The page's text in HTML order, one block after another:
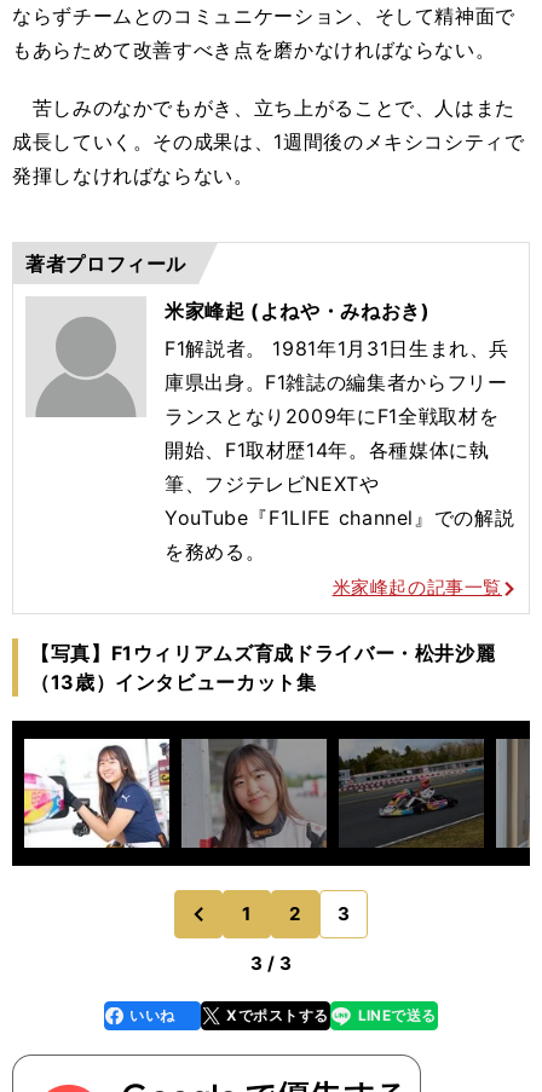
ならずチームとのコミュニケーション、そして精神面で
もあらためて改善すべき点を磨かなければならない。
苦しみのなかでもがき、立ち上がることで、人はまた
成長していく。その成果は、1週間後のメキシコシティで
発揮しなければならない。
著者プロフィール
米家峰起 (よねや・みねおき)
F1解説者。 1981年1月31日生まれ、兵
庫県出身。F1雑誌の編集者からフリー
ランスとなり2009年にF1全戦取材を
開始、F1取材歴14年。各種媒体に執
筆、フジテレビNEXTや
YouTube『F1LIFE channel』での解説
を務める。
米家峰起の記事一覧
【写真】F1ウィリアムズ育成ドライバー・松井沙麗
（13歳）インタビューカット集
前
のページへ
1 2 3
3 / 3
faceboo
k
いいね Xでポストする
line LINEで送る